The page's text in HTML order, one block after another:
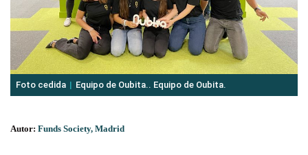
Foto cedida Equipo de Oubita.. Equipo de Oubita.
Autor: Funds Society, Madrid